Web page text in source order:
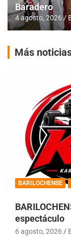
Baradero
4 agosto, 2026
Más
BARILOCHENSE
espectáculo
6 agosto, 2026